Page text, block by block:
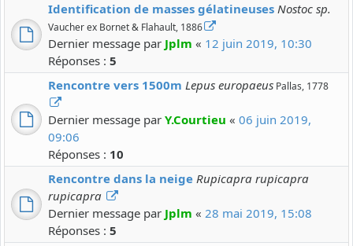
Identification de masses gélatineuses Nostoc sp.
Vaucher ex Bornet & Flahault, 1886
Dernier message par Jplm « 12 juin 2019, 10:30
Réponses : 5
Rencontre vers 1500m Lepus europaeus Pallas, 1778
Dernier message par Y.Courtieu « 06 juin 2019,
09:06
Réponses : 10
Rencontre dans la neige Rupicapra rupicapra
rupicapra
Dernier message par Jplm « 28 mai 2019, 15:08
Réponses : 5